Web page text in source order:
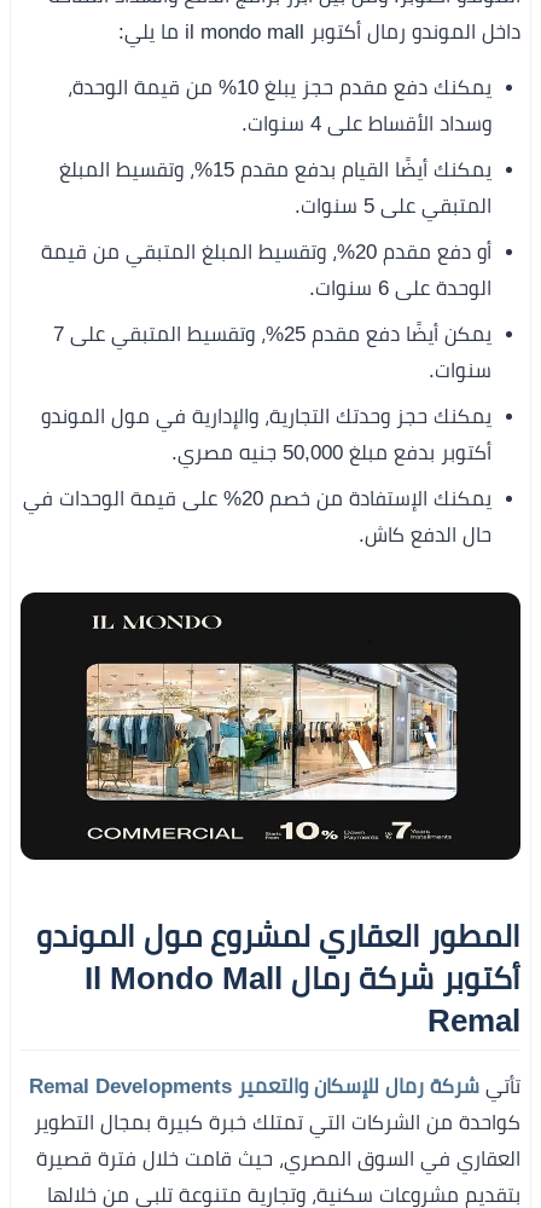
داخل الموندو رمال أكتوبر il mondo mall ما يلي:
يمكنك دفع مقدم حجز يبلغ 10% من قيمة الوحدة،
وسداد الأقساط على 4 سنوات.
يمكنك أيضًا القيام بدفع مقدم 15%، وتقسيط المبلغ
المتبقي على 5 سنوات.
أو دفع مقدم 20%، وتقسيط المبلغ المتبقي من قيمة
الوحدة على 6 سنوات.
يمكن أيضًا دفع مقدم 25%، وتقسيط المتبقي على 7
سنوات.
يمكنك حجز وحدتك التجارية، والإدارية في مول الموندو
أكتوبر بدفع مبلغ 50,000 جنيه مصري.
يمكنك الإستفادة من خصم 20% على قيمة الوحدات في
حال الدفع كاش.
المطور العقاري لمشروع مول الموندو
أكتوبر شركة رمال Il Mondo Mall
Remal
تأتي شركة رمال للإسكان والتعمير Remal Developments
كواحدة من الشركات التي تمتلك خبرة كبيرة بمجال التطوير
العقاري في السوق المصري، حيث قامت خلال فترة قصيرة
بتقديم مشروعات سكنية، وتجارية متنوعة تلبي من خلالها